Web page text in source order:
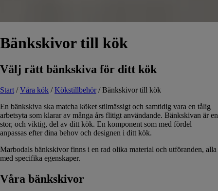
Bänkskivor till kök
Välj rätt bänkskiva för ditt kök
Start / Våra kök / Kökstillbehör / Bänkskivor till kök
En bänkskiva ska matcha köket stilmässigt och samtidig vara en tålig
arbetsyta som klarar av många års flitigt användande. Bänkskivan är en
stor, och viktig, del av ditt kök. En komponent som med fördel
anpassas efter dina behov och designen i ditt kök.
Marbodals bänkskivor finns i en rad olika material och utföranden, alla
med specifika egenskaper.
Våra bänkskivor